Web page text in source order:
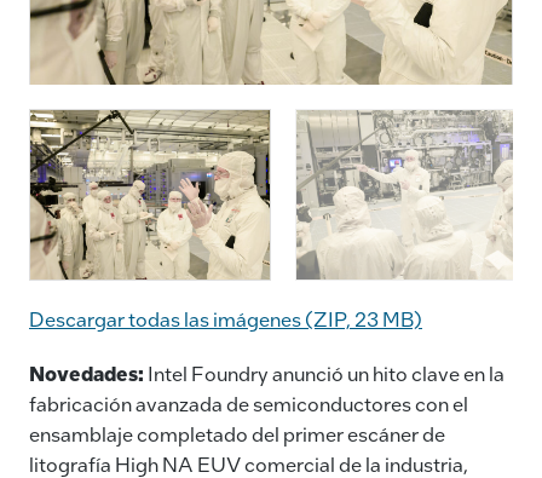
Descargar todas las imágenes (ZIP, 23 MB)
Novedades: Intel Foundry anunció un hito clave en la
fabricación avanzada de semiconductores con el
ensamblaje completado del primer escáner de
litografía High NA EUV comercial de la industria,